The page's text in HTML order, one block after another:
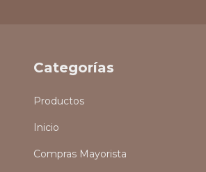
Categorías
Productos
Inicio
Compras Mayorista